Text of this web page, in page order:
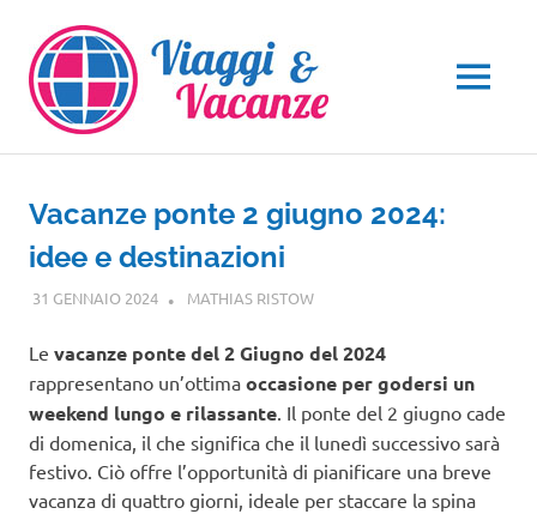
contenuto
MENU
Vacanze ponte 2 giugno 2024:
idee e destinazioni
31 GENNAIO 2024 MATHIAS RISTOWEVENTI
Le vacanze ponte del 2 Giugno del 2024
rappresentano un’ottima occasione per godersi un
weekend lungo e rilassante. Il ponte del 2 giugno cade
di domenica, il che significa che il lunedì successivo sarà
festivo. Ciò offre l’opportunità di pianificare una breve
vacanza di quattro giorni, ideale per staccare la spina